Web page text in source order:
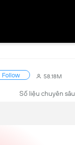
Follow 58.18M
Số liệu chuyên sâu